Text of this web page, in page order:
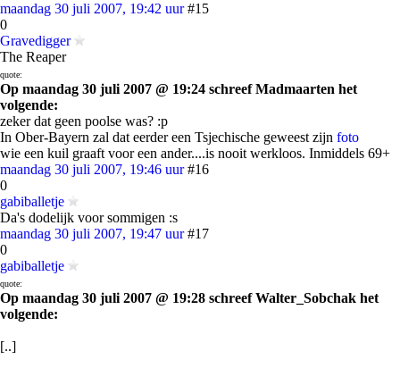
maandag 30 juli 2007, 19:42 uur #15
0
Gravedigger
The Reaper
quote:
Op maandag 30 juli 2007 @ 19:24 schreef Madmaarten het
volgende:
zeker dat geen poolse was? :p
In Ober-Bayern zal dat eerder een Tsjechische geweest zijn foto
wie een kuil graaft voor een ander....is nooit werkloos. Inmiddels 69+
maandag 30 juli 2007, 19:46 uur #16
0
gabiballetje
Da's dodelijk voor sommigen :s
maandag 30 juli 2007, 19:47 uur #17
0
gabiballetje
quote:
Op maandag 30 juli 2007 @ 19:28 schreef Walter_Sobchak het
volgende:
[..]